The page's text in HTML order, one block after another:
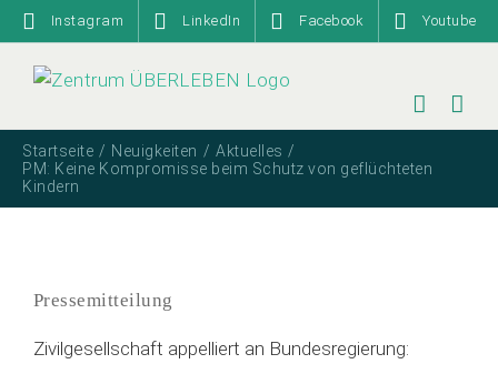
Zum
Inhalt
springen
Instagram LinkedIn Facebook Youtube
Startseite Neuigkeiten
Aktuelles
PM: Keine Kompromisse beim Schutz von geflüchteten
Kindern
Pressemitteilung
Zivilgesellschaft appelliert an Bundesregierung: